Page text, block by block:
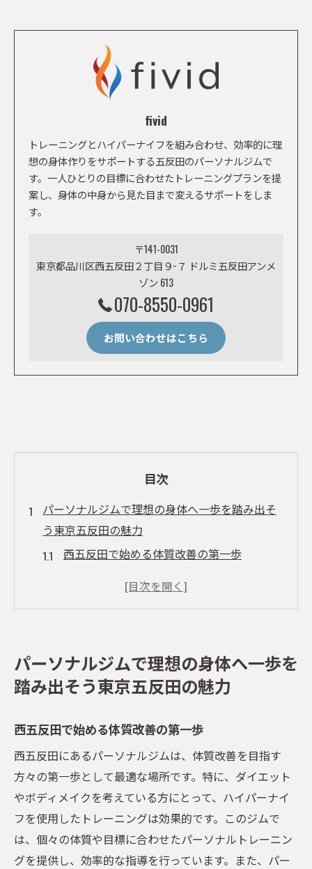
fivid
トレーニングとハイパーナイフを組み合わせ、効率的に理
想の身体作りをサポートする五反田のパーソナルジムで
す。一人ひとりの目標に合わせたトレーニングプランを提
案し、身体の中身から見た目まで変えるサポートをしま
す。
〒141-0031
東京都品川区西五反田２丁目９−７ ドルミ五反田アンメ
ゾン 613
070-8550-0961
お問い合わせはこちら
目次
パーソナルジムで理想の身体へ一歩を踏み出そ
う東京五反田の魅力
西五反田で始める体質改善の第一歩
パーソナルジムが提供するオーダーメイド
プランの魅力
の活用法
ボディメイクをサポートする最新設備の紹
五反田で実現する理想のボディライン
ハイパーナイフとストレッチを組み合わせた効
率的なトレーニング
ハイパーナイフで脂肪燃焼を最大化
ストレッチがもたらす柔軟性と体調改善
パーソナルトレーニングでのハイパーナイ
パーソナルジムで理想の身体へ一歩を
踏み出そう東京五反田の魅力
西五反田で始める体質改善の第一歩
西五反田にあるパーソナルジムは、体質改善を目指す
方々の第一歩として最適な場所です。特に、ダイエット
やボディメイクを考えている方にとって、ハイパーナイ
フを使用したトレーニングは効果的です。このジムで
は、個々の体質や目標に合わせたパーソナルトレーニン
グを提供し、効率的な指導を行っています。また、パー